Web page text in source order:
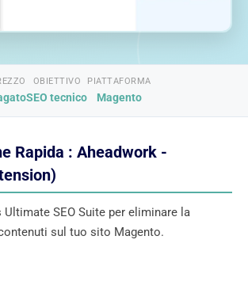
OBIETTIVO
SEO tecnico
PIATTAFORMA
Magento
Rapida : Aheadwork -
Ultimate SEO Suite per eliminare la
sul tuo sito Magento.